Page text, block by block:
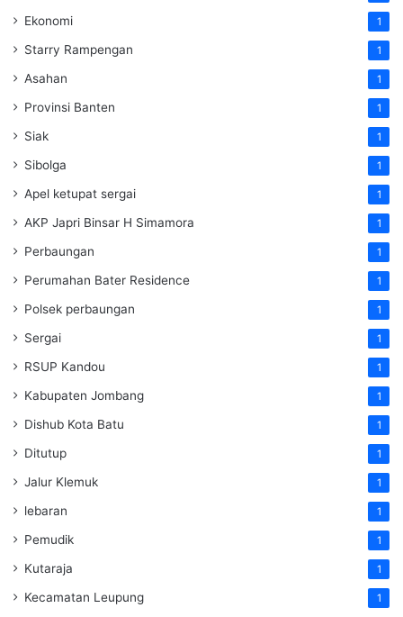
Ekonomi 1
Starry Rampengan 1
Asahan 1
Provinsi Banten 1
Siak 1
Sibolga 1
Apel ketupat sergai 1
AKP Japri Binsar H Simamora 1
Perbaungan 1
Perumahan Bater Residence 1
Polsek perbaungan 1
Sergai 1
RSUP Kandou 1
Kabupaten Jombang 1
Dishub Kota Batu 1
Ditutup 1
Jalur Klemuk 1
lebaran 1
Pemudik 1
Kutaraja 1
Kecamatan Leupung 1